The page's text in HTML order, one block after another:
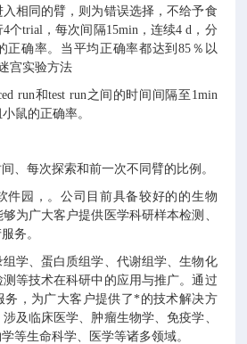
相同的臂，则为错误选择，不给予食
个trial，每次间隔15min，连续4 d，分
正确率。当平均正确率都达到85％以
宫实验方法
run和test run之间的时间间隔至1min
鼠的正确率。
、每次探索和前一次不同臂的比例。
件园，。公司目前具备较好的的生物
为广大客户提供医学科研样本检测、
务。
学、蛋白质组学、代谢组学、生物化
等技术在科研中的应用与推广。通过
务，为广大客户提供了*的技术解决方
及临床医学、肿瘤生物学、免疫学、
等生命科学、医学等诸多领域。